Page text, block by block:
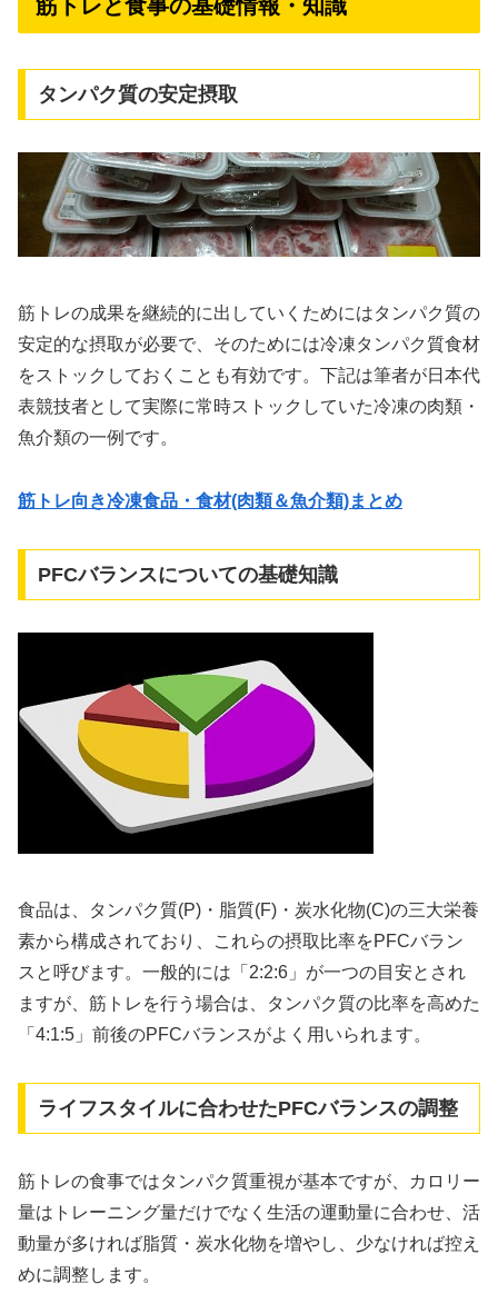
筋トレと食事の基礎情報・知識
タンパク質の安定摂取
筋トレの成果を継続的に出していくためにはタンパク質の
安定的な摂取が必要で、そのためには冷凍タンパク質食材
をストックしておくことも有効です。下記は筆者が日本代
表競技者として実際に常時ストックしていた冷凍の肉類・
魚介類の一例です。
筋トレ向き冷凍食品・食材(肉類＆魚介類)まとめ
PFCバランスについての基礎知識
食品は、タンパク質(P)・脂質(F)・炭水化物(C)の三大栄養
素から構成されており、これらの摂取比率をPFCバラン
スと呼びます。一般的には「2:2:6」が一つの目安とされ
ますが、筋トレを行う場合は、タンパク質の比率を高めた
「4:1:5」前後のPFCバランスがよく用いられます。
ライフスタイルに合わせたPFCバランスの調整
筋トレの食事ではタンパク質重視が基本ですが、カロリー
量はトレーニング量だけでなく生活の運動量に合わせ、活
動量が多ければ脂質・炭水化物を増やし、少なければ控え
めに調整します。